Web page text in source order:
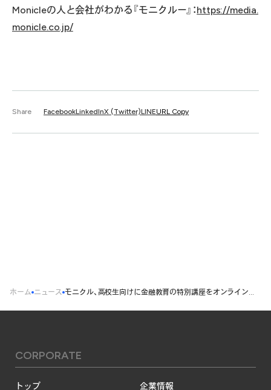
Monicleの人と会社がわかる『モニクルー』：https://media.
monicle.co.jp/
Share FacebookLinkedInX (Twitter)LINEURL Copy
ホーム ニュース モニクル、高校生向けに金融教育の特別講座をオンラインで実施
CORPORATE
トップ 企業情報